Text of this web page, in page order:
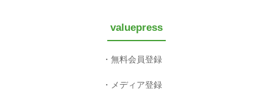
valuepress
無料会員登録
メディア登録